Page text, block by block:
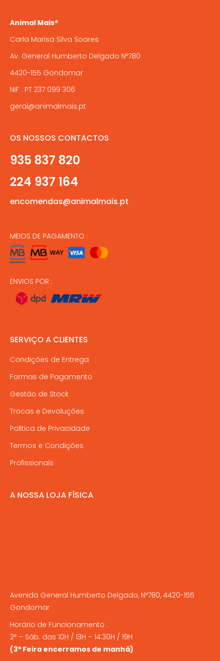
Animal Mais®
Carla Marisa Silva Soares
Av. General Humberto Delgado Nº780
4420-155 Gondomar
NIF : PT 237 099 306
geral@animalmais.pt
OS NOSSOS CONTACTOS
935 837 820
224 937 164
encomendas@animalmais.pt
MEIOS DE PAGAMENTO :
ENVIOS POR :
SERVIÇO A CLIENTES
Condições de Entrega
Formas de Pagamento
Gestão de Stock
Trocas e Devoluções
Politica de Privacidade
Termos e Condições
Profissionais
A NOSSA LOJA FÍSICA
Avenida General Humberto Delgado, Nº780, 4420-155
Gondomar
Horário de Funcionamento :
2ª – Sáb. das 10H / 13H – 14:30H / 19H
(3ª Feira encerramos de manhã)